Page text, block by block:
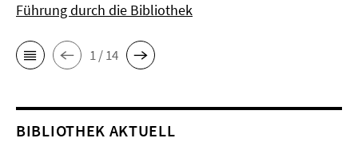
Führung durch die Bibliothek
1 / 14
BIBLIOTHEK AKTUELL